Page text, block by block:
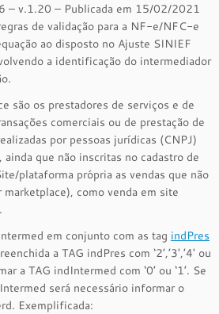
– v.1.20 – Publicada em 15/02/2021
de validação para a NF-e/NFC-e
ao disposto no Ajuste SINIEF
a identificação do intermediador
são os prestadores de serviços e de
comerciais ou de prestação de
por pessoas jurídicas (CNPJ)
que não inscritas no cadastro de
plataforma própria as vendas que não
como venda em site
em conjunto com as tag indPres
a TAG indPres com ‘2’,’3′,’4′ ou
a TAG indIntermed com ‘0’ ou ‘1’. Se
será necessário informar o
Exemplificada: